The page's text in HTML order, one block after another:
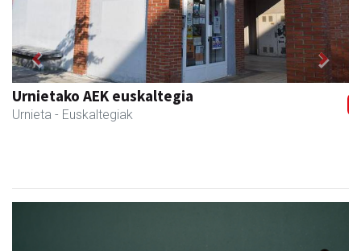
Urnietako AEK euskaltegia
Urnieta - Euskaltegiak
Previous Next